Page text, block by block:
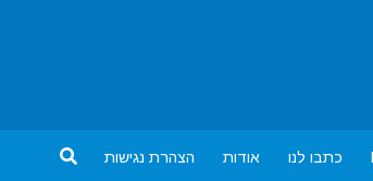
כתבו לנו אודות הצהרת נגישות